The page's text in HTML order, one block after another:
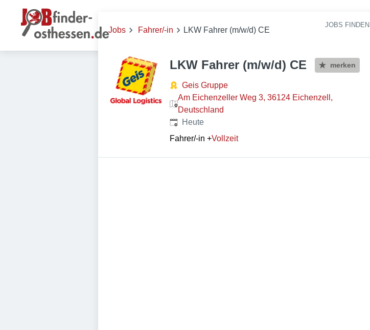
JOBS FINDEN
Jobs Fahrer/-in LKW Fahrer (m/w/d) CE
LKW Fahrer (m/w/d) CE merken
Geis Gruppe
Am Eichenzeller Weg 3, 36124 Eichenzell,
Deutschland
Veröffentlicht
Heute
Fahrer/-in +Vollzeit